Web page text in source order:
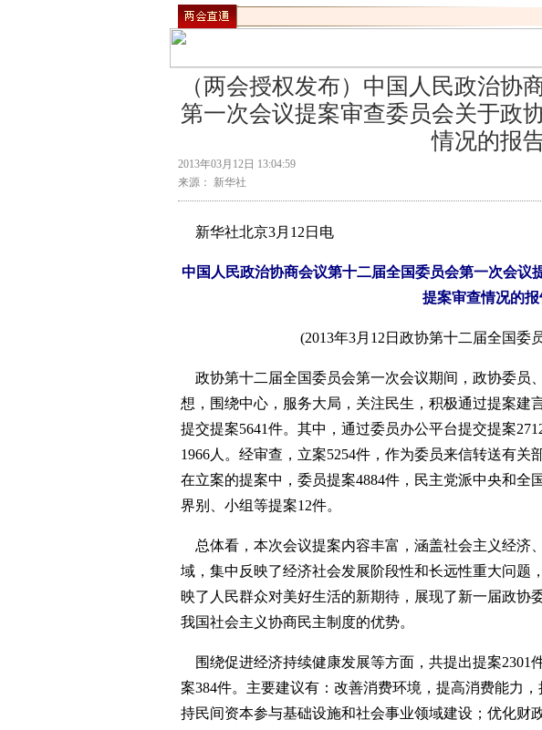
（两会授权发布）中国人民政治协
第一次会议提案审查委员会关于政
情况的报
2013年03月12日 13:04:59
来源： 新华社
新华社北京3月12日电
中国人民政治协商会议第十二届全国委员会第一次会议
提案审查情况的报
(2013年3月12日政协第十二届全国委
政协第十二届全国委员会第一次会议期间，政协委员
想，围绕中心，服务大局，关注民生，积极通过提案建
提交提案5641件。其中，通过委员办公平台提交提案
1966人。经审查，立案5254件，作为委员来信转送有关
在立案的提案中，委员提案4884件，民主党派中央和全
界别、小组等提案12件。
总体看，本次会议提案内容丰富，涵盖社会主义经济
域，集中反映了经济社会发展阶段性和长远性重大问题
映了人民群众对美好生活的新期待，展现了新一届政协
我国社会主义协商民主制度的优势。
围绕促进经济持续健康发展等方面，共提出提案2301
案384件。主要建议有：改善消费环境，提高消费能力
持民间资本参与基础设施和社会事业领域建设；优化财